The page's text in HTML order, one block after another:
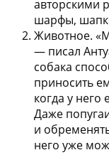
авторскими
шарфы,
Животное.
— писал
собака
приносить
когда у него
Даже
и
него уже